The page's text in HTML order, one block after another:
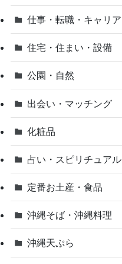
仕事・転職・キャリア
住宅・住まい・設備
公園・自然
出会い・マッチング
化粧品
占い・スピリチュアル
定番お土産・食品
沖縄そば・沖縄料理
沖縄天ぷら